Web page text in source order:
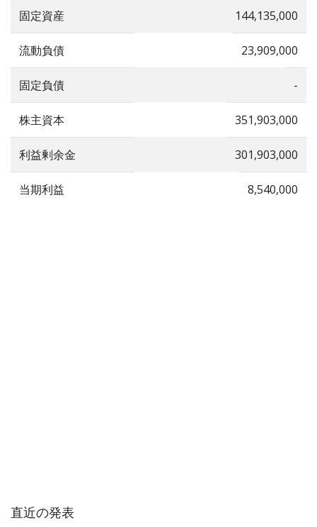
固定資産 144,135,000
流動負債 23,909,000
固定負債 -
株主資本 351,903,000
利益剰余金 301,903,000
当期利益 8,540,000
直近の発表